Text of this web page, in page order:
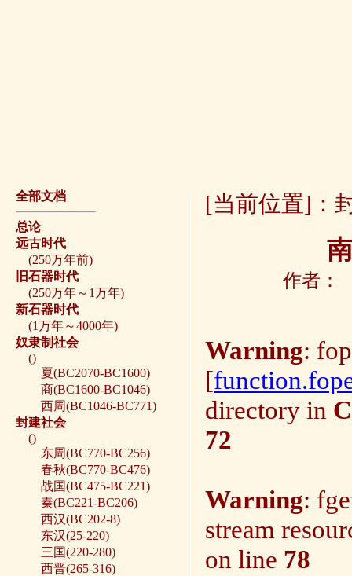
全部文档
总论
远古时代
(250万年前)
旧石器时代
(250万年～1万年)
新石器时代
(1万年～4000年)
奴隶制社会
()
夏(BC2070-BC1600)
商(BC1600-BC1046)
西周(BC1046-BC771)
封建社会
()
东周(BC770-BC256)
春秋(BC770-BC476)
战国(BC475-BC221)
秦(BC221-BC206)
西汉(BC202-8)
东汉(25-220)
三国(220-280)
西晋(265-316)
[当前位置]：
作者：
Warning:
[
directory in
72
Warning:
stream
on line 78